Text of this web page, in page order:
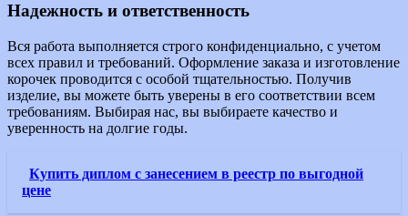
Надежность и ответственность
Вся работа выполняется строго конфиденциально, с учетом
всех правил и требований. Оформление заказа и изготовление
корочек проводится с особой тщательностью. Получив
изделие, вы можете быть уверены в его соответствии всем
требованиям. Выбирая нас, вы выбираете качество и
уверенность на долгие годы.
Купить диплом с занесением в реестр по выгодной
цене